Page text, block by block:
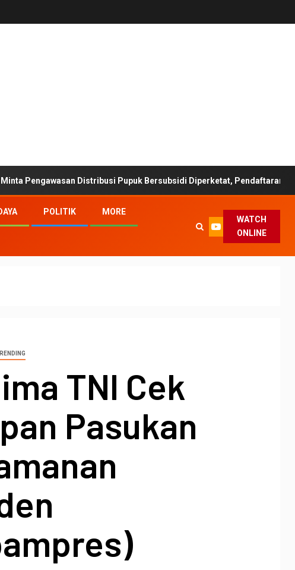
Distribusi Pupuk Bersubsidi Diperketat, Pendaftaran RDKK
POLITIK MORE
WATCH
ONLINE
TNI Cek
Pasukan